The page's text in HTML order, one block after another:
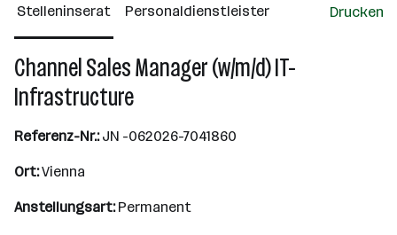
Wien
Stelleninserat Personaldienstleister Drucken
Channel Sales Manager (w/m/d) IT-
Infrastructure
Referenz-Nr.:JN -062026-7041860
Ort:Vienna
Anstellungsart:Permanent